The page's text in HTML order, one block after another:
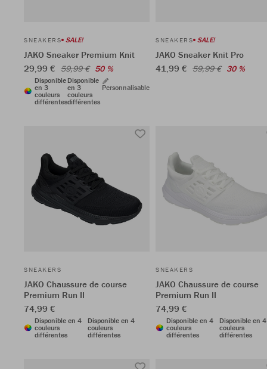
SNEAKERS SALE!
JAKO Sneaker Premium Knit
29,99 € 59,99 € 50 %
Disponible
en 3
couleurs
différentes
Disponible
en 3
couleurs
différentes
Personnalisable
SNEAKERS SALE!
JAKO Sneaker Knit Pro
41,99 € 59,99 € 30 %
SNEAKERS
JAKO Chaussure de course
Premium Run II
74,99 €
Disponible en 4
couleurs
différentes
Disponible en 4
couleurs
différentes
SNEAKERS
JAKO Chaussure de course
Premium Run II
74,99 €
Disponible en 4
couleurs
différentes
Disponible en 4
couleurs
différentes